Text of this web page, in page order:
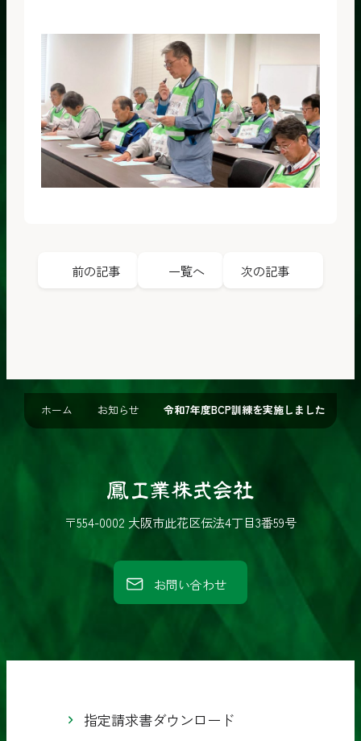
前の記事 一覧へ 次の記事
ホーム お知らせ 令和7年度BCP訓練を実施しました
鳳
工
株
〒554-0002 大阪市此花区伝法4丁目3番59号
お問い合わせ
指定請求書ダウンロード